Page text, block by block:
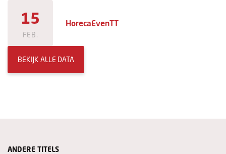
15
FEB.
HorecaEvenTT
BEKIJK ALLE DATA
ANDERE TITELS